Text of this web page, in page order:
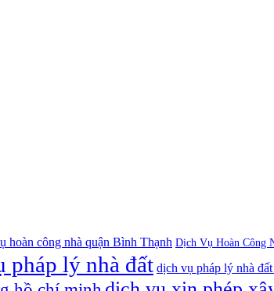
hoàn công nhà quận Bình Thạnh Dịch Vụ Hoàn Công
pháp lý nhà đất dịch vụ pháp lý nhà